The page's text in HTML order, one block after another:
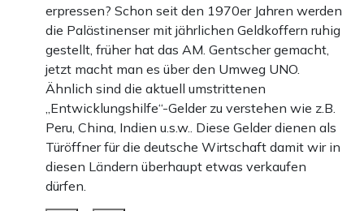
erpressen? Schon seit den 1970er Jahren werden
die Palästinenser mit jährlichen Geldkoffern ruhig
gestellt, früher hat das AM. Gentscher gemacht,
jetzt macht man es über den Umweg UNO.
Ähnlich sind die aktuell umstrittenen
„Entwicklungshilfe“-Gelder zu verstehen wie z.B.
Peru, China, Indien u.s.w.. Diese Gelder dienen als
Türöffner für die deutsche Wirtschaft damit wir in
diesen Ländern überhaupt etwas verkaufen
dürfen.